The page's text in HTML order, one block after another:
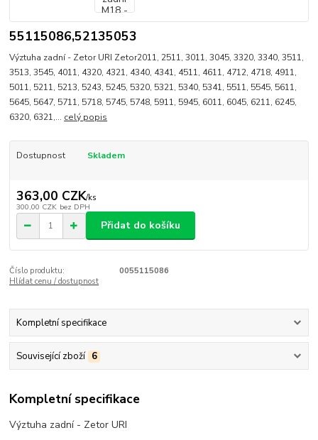
55115086,52135053
Výztuha zadní - Zetor URI Zetor2011, 2511, 3011, 3045, 3320, 3340, 3511,
3513, 3545, 4011, 4320, 4321, 4340, 4341, 4511, 4611, 4712, 4718, 4911,
5011, 5211, 5213, 5243, 5245, 5320, 5321, 5340, 5341, 5511, 5545, 5611,
5645, 5647, 5711, 5718, 5745, 5748, 5911, 5945, 6011, 6045, 6211, 6245,
6320, 6321,... celý popis
Dostupnost Skladem
363,00 CZK/ks
300,00 CZK bez DPH
Přidat do košíku
Číslo produktu:
0055115086
Hlídat cenu / dostupnost
Kompletní specifikace
Související zboží 6
Kompletní specifikace
Výztuha zadní - Zetor URI